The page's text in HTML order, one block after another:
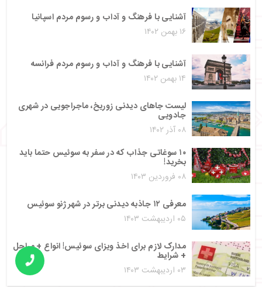
آشنایی با فرهنگ و آداب و رسوم مردم اسپانیا
۱۶ بهمن ۱۴۰۲
آشنایی با فرهنگ و آداب و رسوم مردم فرانسه
۱۴ بهمن ۱۴۰۲
لیست جاهای دیدنی زوریخ، ماجراجویی در شهری
جادویی
۰۸ آذر ۱۴۰۲
۱۰ سوغاتی جذاب که در سفر به سوئیس حتما باید
بخرید!
۰۸ فروردین ۱۴۰۳
معرفی ۱۲ جاذبه دیدنی برتر در شهر ژنو سوئیس
۰۵ اردیبهشت ۱۴۰۳
مدارک لازم برای اخذ ویزای سوئیس! انواع + مراحل
+ شرایط
۰۳ اردیبهشت ۱۴۰۳